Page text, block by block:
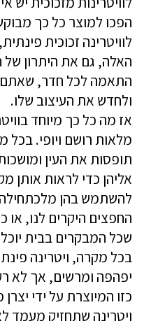
הפכו למוצר כל כך
לוויטרינה זכוכית
האלה, גם את היתרון
התאמה לכל חדר, שאתם
ולחדש את העיצוב שלו.
אז מה כל כך מיוחד
מלאות רושם ויופי. בכל
תופסות את העין
אליהן כדי לראות אותן
להשתמש בהן
החפצים היקרים לנו, או
שכל המבקרים בבית
בכל מקרה, ויטרינה
יפהפה ומרשים, אך לא
כזו המיוצרת על ידי
ויטרינה שתחזיק מעמד